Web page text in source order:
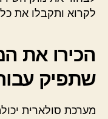
לקרוא ותקבלו את
הכירו את
שתפיק
מערכת סולארית